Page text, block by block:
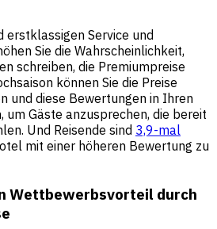
erstklassigen Service und
Sie die Wahrscheinlichkeit,
schreiben, die Premiumpreise
können Sie die Preise
und diese Bewertungen in Ihren
um Gäste anzusprechen, die bereit
Und Reisende sind 3,9-mal
mit einer höheren Bewertung zu
Wettbewerbsvorteil durch